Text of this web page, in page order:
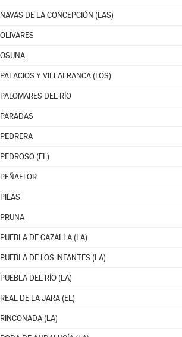
NAVAS DE LA CONCEPCIÓN (LAS)
OLIVARES
OSUNA
PALACIOS Y VILLAFRANCA (LOS)
PALOMARES DEL RÍO
PARADAS
PEDRERA
PEDROSO (EL)
PEÑAFLOR
PILAS
PRUNA
PUEBLA DE CAZALLA (LA)
PUEBLA DE LOS INFANTES (LA)
PUEBLA DEL RÍO (LA)
REAL DE LA JARA (EL)
RINCONADA (LA)